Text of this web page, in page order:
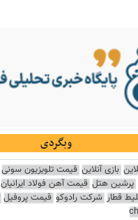
وبگردی
بازی آنلاین قیمت تلویزیون سونی
پرشین هتل قیمت آهن فولاد ایرانیان
قطار شرکت رادوکو قیمت پروفیل